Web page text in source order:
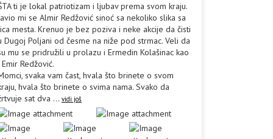
ti je lokal patriotizam i ljubav prema svom kraju.
mi se Almir Redžović sinoć sa nekoliko slika sa
mesta. Krenuo je bez poziva i neke akcije da čisti
Dugoj Poljani od česme na niže pod strmac. Veli da
mu se pridružili u prolazu i Ermedin Kolašinac kao
Redžović.
svaka vam čast, hvala što brinete o svom
hvala što brinete o svima nama. Svako da
sat dva ... vidi još